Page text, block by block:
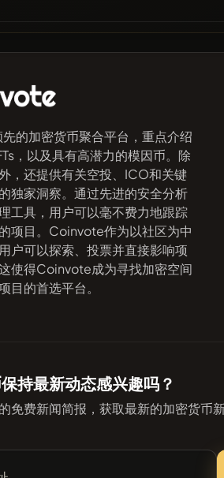
的加密货币聚合平台，重点介绍
，以及具有高潜力的模因币。除
，还提供有关空投、ICO和关键
独家洞察。通过先进的安全分析
工具，用户可以毫不费力地跟踪
项目。Coinvote作为以社区为中
户可以探索、投票并直接影响项
使得Coinvote成为寻找加密空间
目的首选平台。
持最新动态感兴趣吗？
免费新闻简报，获取最新的加密货币